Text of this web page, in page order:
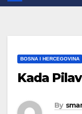
BOSNA I HERCEGOVINA
Kada
By